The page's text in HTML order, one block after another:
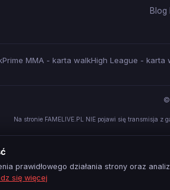
Blog
Prime MMA - karta walkHigh League - karta
©
Na stronie FAMELIVE.PL NIE pojawi się transmisja z
prawidłowego działania strony oraz
się więcej